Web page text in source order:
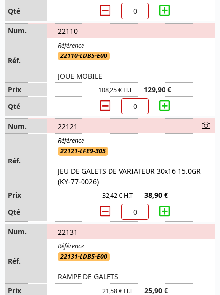
22110
22110-LDB5-E00
JOUE MOBILE
108,25 € H.T 129,90 €
22121
22121-LFE9-305
JEU DE GALETS DE VARIATEUR 30x16 15.0GR
(KY-77-0026)
32,42 € H.T 38,90 €
22131
22131-LDB5-E00
RAMPE DE GALETS
21,58 € H.T 25,90 €